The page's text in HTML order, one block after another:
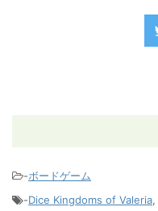
-ボードゲーム
-Dice Kingdoms of Valeria,